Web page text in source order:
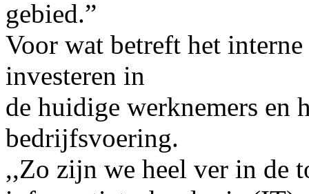
gebied.”
Voor wat betreft het
investeren in
de huidige werknemers en
bedrijfsvoering.
,,Zo zijn we heel ver in de